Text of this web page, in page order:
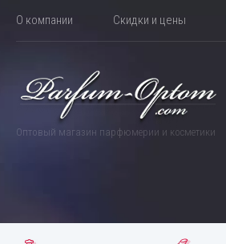
О компании Скидки и цены
Оптовый магазин парфюмерии и косметики